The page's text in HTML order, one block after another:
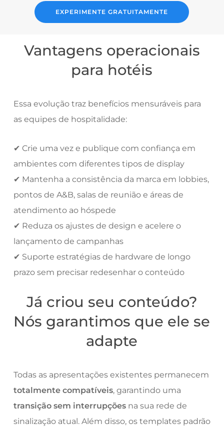
EXPERIMENTE GRATUITAMENTE
Vantagens operacionais
para hotéis
Essa evolução traz benefícios mensuráveis para
as equipes de hospitalidade:
✔ Crie uma vez e publique com confiança em
ambientes com diferentes tipos de display
✔ Mantenha a consistência da marca em lobbies,
pontos de A&B, salas de reunião e áreas de
atendimento ao hóspede
✔ Reduza os ajustes de design e acelere o
lançamento de campanhas
✔ Suporte estratégias de hardware de longo
prazo sem precisar redesenhar o conteúdo
Já criou seu conteúdo?
Nós garantimos que ele se
adapte
Todas as apresentações existentes permanecem
totalmente compatíveis, garantindo uma
transição sem interrupçõesna sua rede de
sinalização atual. Além disso, os templates padrão